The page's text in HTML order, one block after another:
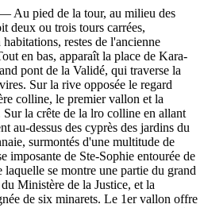
Au pied de la tour, au milieu des
deux ou trois tours carrées,
restes de l'ancienne
en bas, apparaît la place de Kara-
pont de la Validé, qui traverse la
Sur la rive opposée le regard
colline, le premier vallon et la
la crête de la lro colline en allant
au-dessus des cyprès des jardins du
surmontés d'une multitude de
imposante de Ste-Sophie entourée de
laquelle se montre une partie du grand
Ministère de la Justice, et la
de six minarets. Le 1er vallon offre